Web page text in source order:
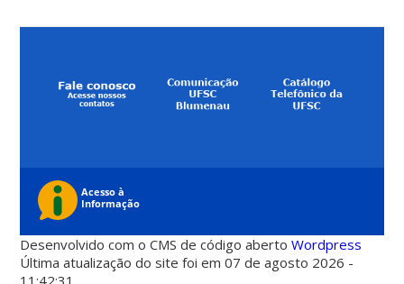
Desenvolvido com o CMS de código abertoWordpress
Última atualização do site foi em 07 de agosto 2026 -
11:42:31